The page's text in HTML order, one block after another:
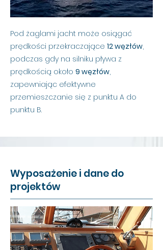
Pod żaglami jacht może osiągać
prędkości przekraczające 12 węzłów,
podczas gdy na silniku pływa z
prędkością około 9 węzłów,
zapewniając efektywne
przemieszczanie się z punktu A do
punktu B.
Wyposażenie i dane do
projektów